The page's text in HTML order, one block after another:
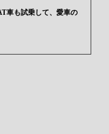
車も試乗して、愛車の